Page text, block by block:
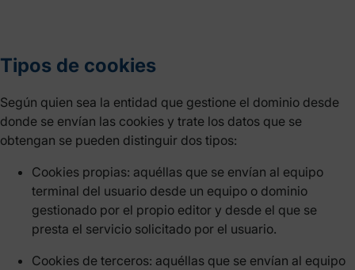
Tipos de cookies
Según quien sea la entidad que gestione el dominio desde
donde se envían las cookies y trate los datos que se
obtengan se pueden distinguir dos tipos:
Cookies propias: aquéllas que se envían al equipo
terminal del usuario desde un equipo o dominio
gestionado por el propio editor y desde el que se
presta el servicio solicitado por el usuario.
Cookies de terceros: aquéllas que se envían al equipo